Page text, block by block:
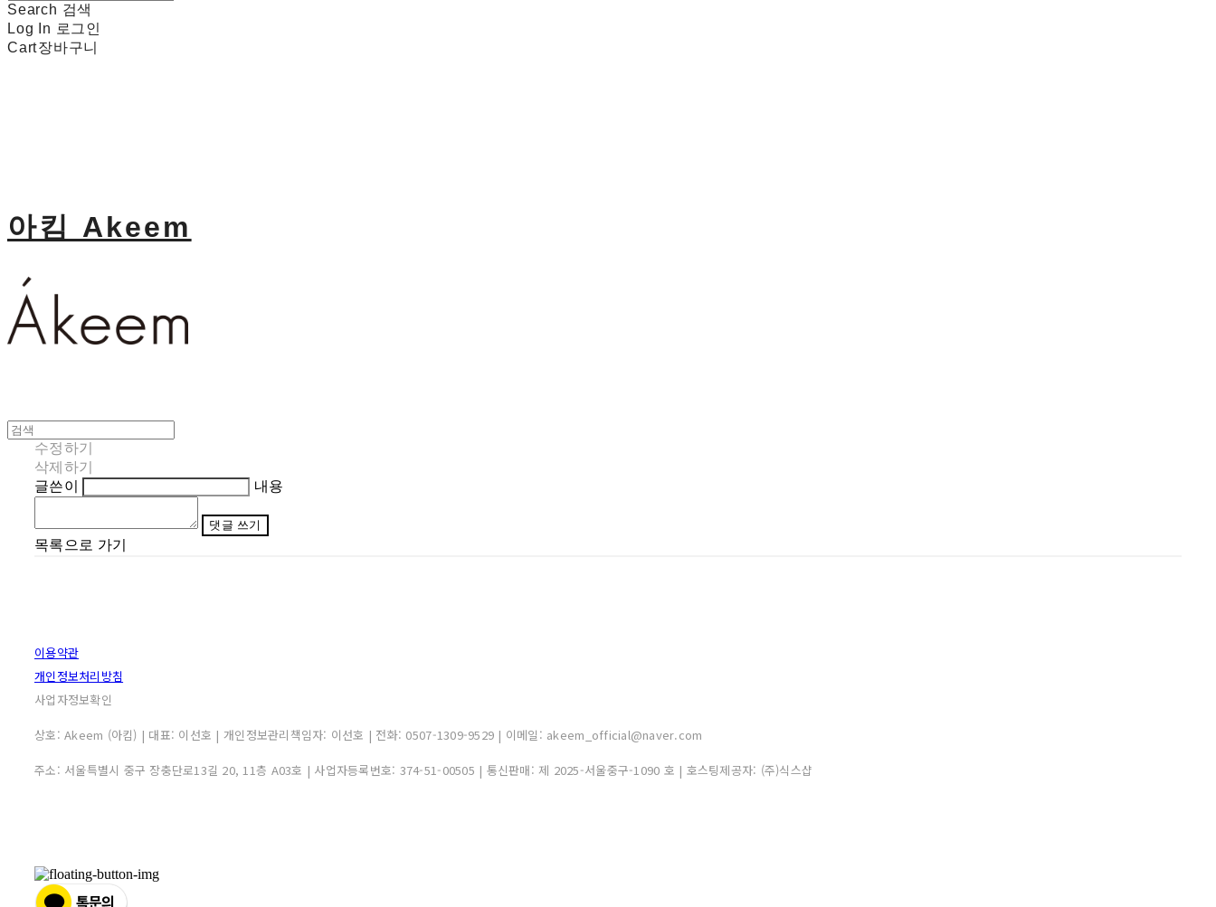
Search 검색
Log In 로그인
Cart장바구니
아킴 Akeem
수정하기
삭제하기
글쓴이
내용
댓글 쓰기
목록으로 가기
이용약관
개인정보처리방침
사업자정보확인
상호: Akeem (아킴) | 대표: 이선호 | 개인정보관리책임자: 이선호 | 전화: 0507-1309-9529 | 이메일: akeem_official@naver.com
주소: 서울특별시 중구 장충단로13길 20, 11층 A03호 | 사업자등록번호: 374-51-00505 | 통신판매: 제 2025-서울중구-1090 호 | 호스팅제공자: (주)식스샵